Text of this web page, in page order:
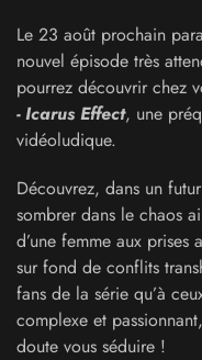
Le 23 août prochain
nouvel épisode très
pourrez découvrir chez
- Icarus Effect, une
vidéoludique.
Découvrez, dans un
sombrer dans le chaos
d’une femme aux prises
sur fond de conflits
fans de la série qu’à
complexe et passionnant,
doute vous séduire !